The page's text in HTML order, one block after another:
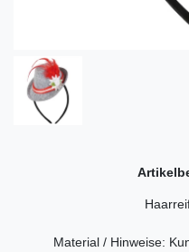
Material / Hinweise: